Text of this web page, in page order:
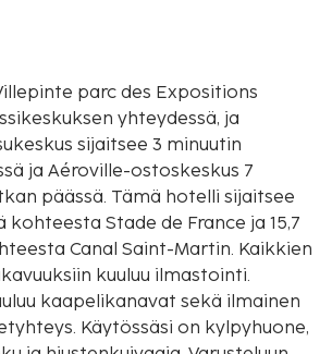
parc des Expositions
yhteydessä, ja
sijaitsee 3 minuutin
ja Aéroville-ostoskeskus 7
hotelli sijaitsee
kohteesta Stade de France ja 15,7
Canal Saint-Martin. Kaikkien
kuuluu ilmastointi.
kaapelikanavat sekä ilmainen
Käytössäsi on kylpyhuone,